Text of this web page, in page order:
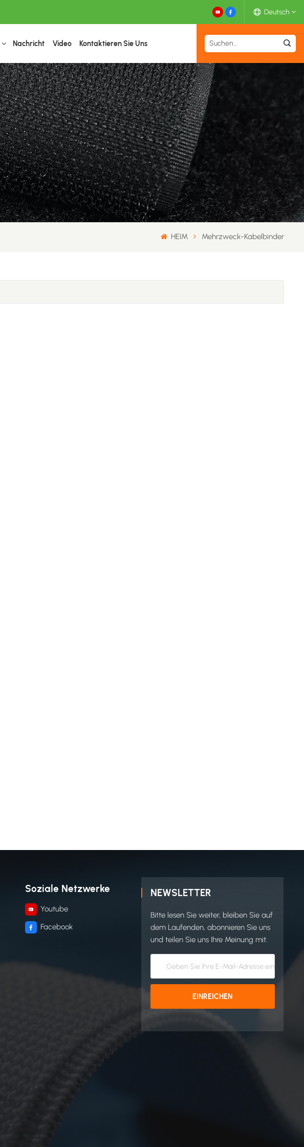
Deutsch
English
Deutsch
Français
日本語
中文
Nachricht Video Kontaktieren Sie Uns
HEIM Mehrzweck-Kabelbinder
Soziale Netzwerke
Youtube
Facebook
NEWSLETTER
Bitte lesen Sie weiter, bleiben Sie auf
dem Laufenden, abonnieren Sie uns
und teilen Sie uns Ihre Meinung mit.